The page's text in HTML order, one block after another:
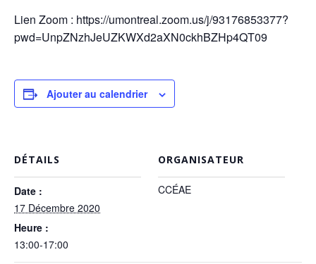
Lien Zoom : https://umontreal.zoom.us/j/93176853377?
pwd=UnpZNzhJeUZKWXd2aXN0ckhBZHp4QT09
Ajouter au calendrier
DÉTAILS
Date :
17 Décembre 2020
Heure :
13:00-17:00
ORGANISATEUR
CCÉAE